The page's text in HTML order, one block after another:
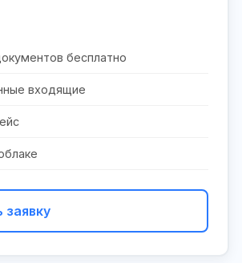
бесплатно
входящие
заявку